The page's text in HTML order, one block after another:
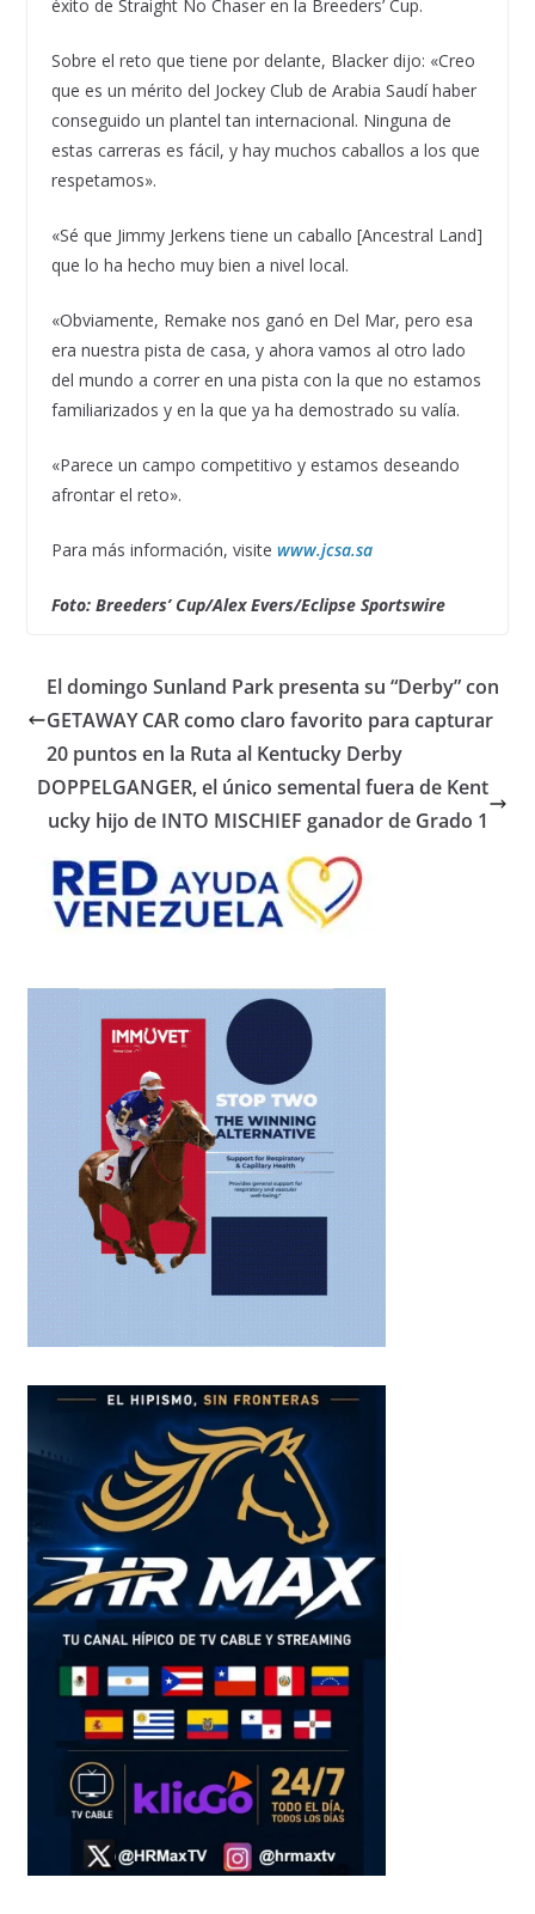
éxito de Straight No Chaser en la Breeders’ Cup.
Sobre el reto que tiene por delante, Blacker dijo: «Creo
que es un mérito del Jockey Club de Arabia Saudí haber
conseguido un plantel tan internacional. Ninguna de
estas carreras es fácil, y hay muchos caballos a los que
respetamos».
«Sé que Jimmy Jerkens tiene un caballo [Ancestral Land]
que lo ha hecho muy bien a nivel local.
«Obviamente, Remake nos ganó en Del Mar, pero esa
era nuestra pista de casa, y ahora vamos al otro lado
del mundo a correr en una pista con la que no estamos
familiarizados y en la que ya ha demostrado su valía.
«Parece un campo competitivo y estamos deseando
afrontar el reto».
Para más información, visite www.jcsa.sa
Foto: Breeders’ Cup/Alex Evers/Eclipse Sportswire
El domingo Sunland Park presenta su “Derby” con
GETAWAY CAR como claro favorito para capturar
20 puntos en la Ruta al Kentucky Derby
DOPPELGANGER, el único semental fuera de Kent
ucky hijo de INTO MISCHIEF ganador de Grado 1